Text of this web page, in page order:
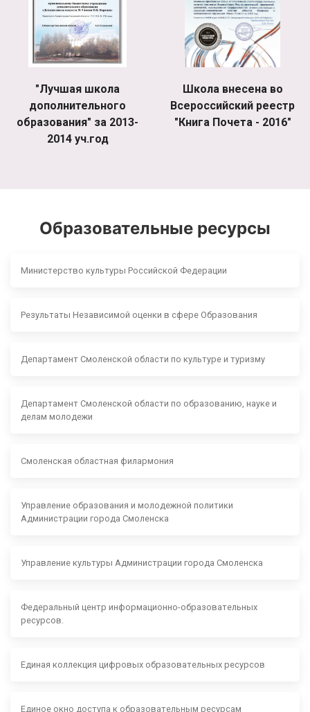
"Лучшая школа
дополнительного
образования" за 2013-
2014 уч.год
Школа внесена во
Всероссийский реестр
"Книга Почета - 2016"
Образовательные ресурсы
Министерство культуры Российской Федерации
Результаты Независимой оценки в сфере Образования
Департамент Смоленской области по культуре и туризму
Департамент Смоленской области по образованию, науке и
делам молодежи
Смоленская областная филармония
Управление образования и молодежной политики
Администрации города Смоленска
Управление культуры Администрации города Смоленска
Федеральный центр информационно-образовательных
ресурсов.
Единая коллекция цифровых образовательных ресурсов
Единое окно доступа к образовательным ресурсам